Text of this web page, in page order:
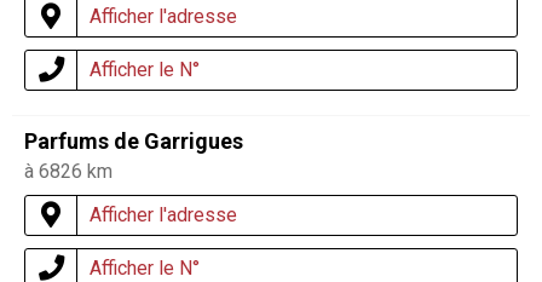
Afficher l'adresse
Afficher le N°
Parfums de Garrigues
à 6826 km
Afficher l'adresse
Afficher le N°